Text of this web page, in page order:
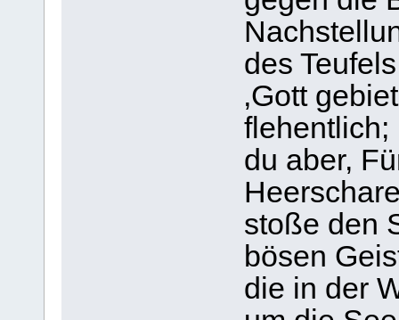
des
‚Gott
flehentlich;
du aber,
stoße den
bösen
die in der